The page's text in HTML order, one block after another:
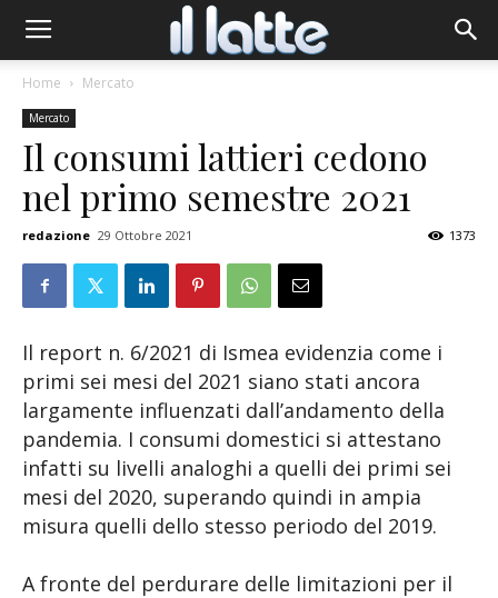
Home Mercato
Mercato
Il consumi lattieri cedono
nel primo semestre 2021
redazione 29 Ottobre 2021 1373
Il report n. 6/2021 di Ismea evidenzia come i
primi sei mesi del 2021 siano stati ancora
largamente influenzati dall’andamento della
pandemia. I consumi domestici si attestano
infatti su livelli analoghi a quelli dei primi sei
mesi del 2020, superando quindi in ampia
misura quelli dello stesso periodo del 2019.
A fronte del perdurare delle limitazioni per il